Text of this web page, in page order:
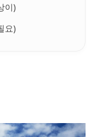
이)
요)